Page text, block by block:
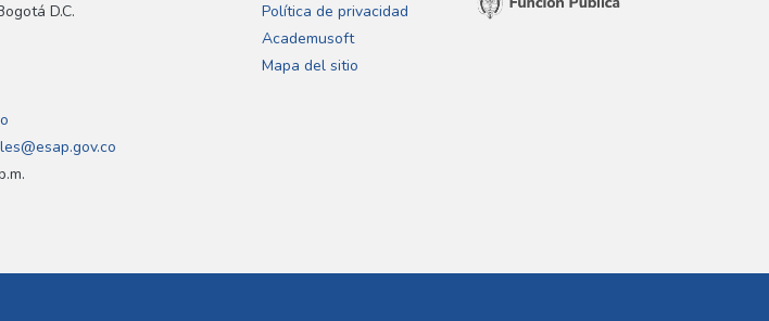
D.C.
Política de privacidad
Academusoft
Mapa del sitio